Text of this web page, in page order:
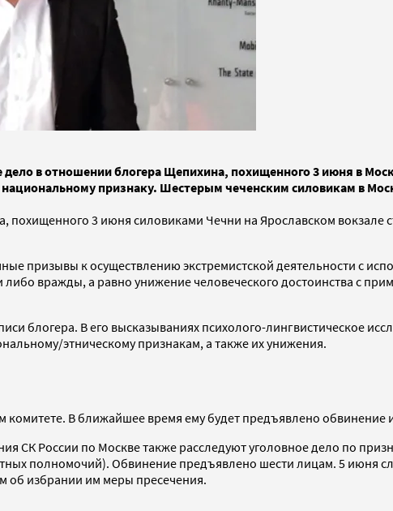
дело в отношении блогера Щепихина, похищенного 3 июня в
признаку. Шестерым чеченским силовикам в
похищенного 3 июня силовиками Чечни на Ярославском вокзале
призывы к осуществлению экстремистской деятельности с
либо вражды, а равно унижение человеческого достоинства с
блогера. В его высказываниях психолого-лингвистическое
этническому признакам, а также их унижения.
комитете. В ближайшее время ему будет предъявлено обвинение
СК России по Москве также расследуют уголовное дело по
полномочий). Обвинение предъявлено шести лицам. 5 июня
об избрании им меры пресечения.